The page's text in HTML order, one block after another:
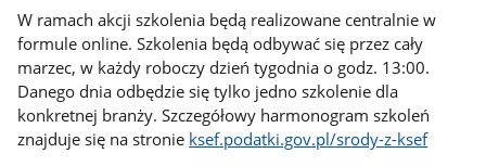
W ramach akcji szkolenia będą realizowane centralnie w
formule online. Szkolenia będą odbywać się przez cały
marzec, w każdy roboczy dzień tygodnia o godz. 13:00.
Danego dnia odbędzie się tylko jedno szkolenie dla
konkretnej branży. Szczegółowy harmonogram szkoleń
znajduje się na stronie ksef.podatki.gov.pl/srody-z-ksef